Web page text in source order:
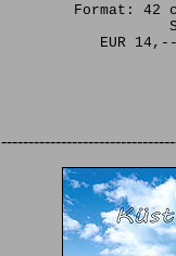
Format: 42
EUR